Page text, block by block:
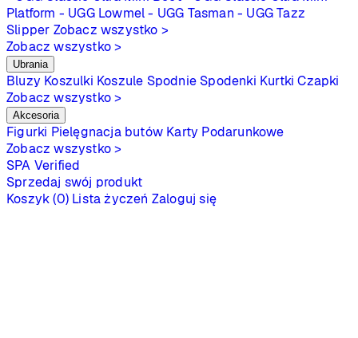
Platform - UGG Lowmel - UGG Tasman - UGG Tazz
Slipper Zobacz wszystko >
Zobacz wszystko >
Ubrania
Bluzy Koszulki Koszule Spodnie Spodenki Kurtki Czapki
Zobacz wszystko >
Akcesoria
Figurki Pielęgnacja butów Karty Podarunkowe
Zobacz wszystko >
SPA Verified
Sprzedaj swój produkt
Koszyk (0) Lista życzeń Zaloguj się